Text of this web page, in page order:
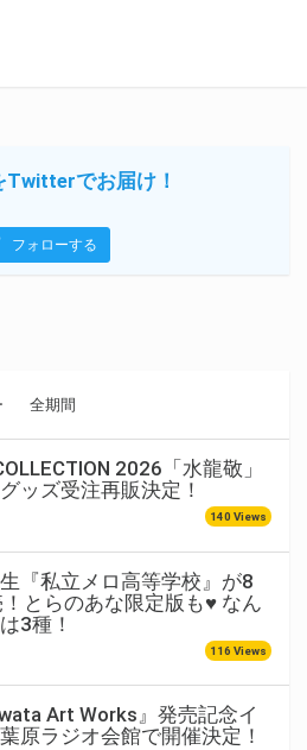
Twitterでお届け！
フォローする
全期間
2026「水龍敬」
ッズ受注再販決定！
140 Views
『私立メロ高等学校』が8
とらのあな限定版も♥ なん
3種！
116 Views
wata Art Works』発売記念イ
原ラジオ会館で開催決定！